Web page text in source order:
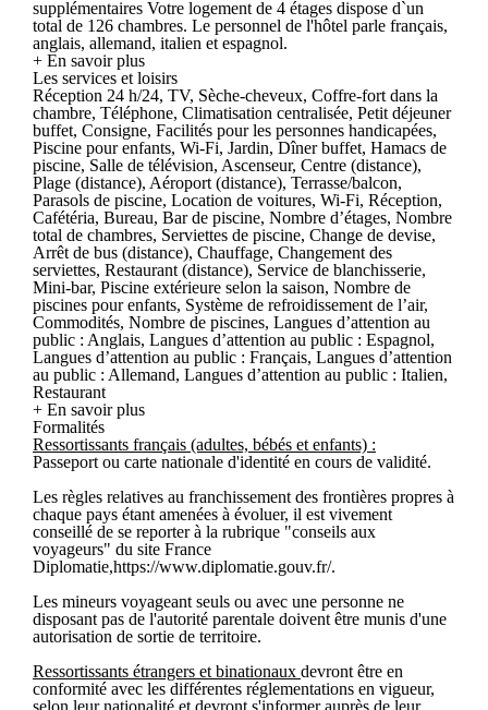
supplémentaires Votre logement de 4 étages dispose d`un
total de 126 chambres. Le personnel de l'hôtel parle français,
anglais, allemand, italien et espagnol.
+ En savoir plus
Les services et loisirs
Réception 24 h/24, TV, Sèche-cheveux, Coffre-fort dans la
chambre, Téléphone, Climatisation centralisée, Petit déjeuner
buffet, Consigne, Facilités pour les personnes handicapées,
Piscine pour enfants, Wi-Fi, Jardin, Dîner buffet, Hamacs de
piscine, Salle de télévision, Ascenseur, Centre (distance),
Plage (distance), Aéroport (distance), Terrasse/balcon,
Parasols de piscine, Location de voitures, Wi-Fi, Réception,
Cafétéria, Bureau, Bar de piscine, Nombre d’étages, Nombre
total de chambres, Serviettes de piscine, Change de devise,
Arrêt de bus (distance), Chauffage, Changement des
serviettes, Restaurant (distance), Service de blanchisserie,
Mini-bar, Piscine extérieure selon la saison, Nombre de
piscines pour enfants, Système de refroidissement de l’air,
Commodités, Nombre de piscines, Langues d’attention au
public : Anglais, Langues d’attention au public : Espagnol,
Langues d’attention au public : Français, Langues d’attention
au public : Allemand, Langues d’attention au public : Italien,
Restaurant
+ En savoir plus
Formalités
Ressortissants français (adultes, bébés et enfants) :
Passeport ou carte nationale d'identité en cours de validité.
Les règles relatives au franchissement des frontières propres à
chaque pays étant amenées à évoluer, il est vivement
conseillé de se reporter à la rubrique "conseils aux
voyageurs" du site France
Diplomatie,https://www.diplomatie.gouv.fr/.
Les mineurs voyageant seuls ou avec une personne ne
disposant pas de l'autorité parentale doivent être munis d'une
autorisation de sortie de territoire.
Ressortissants étrangers et binationaux devront être en
conformité avec les différentes réglementations en vigueur,
selon leur nationalité et devront s'informer auprès de leur